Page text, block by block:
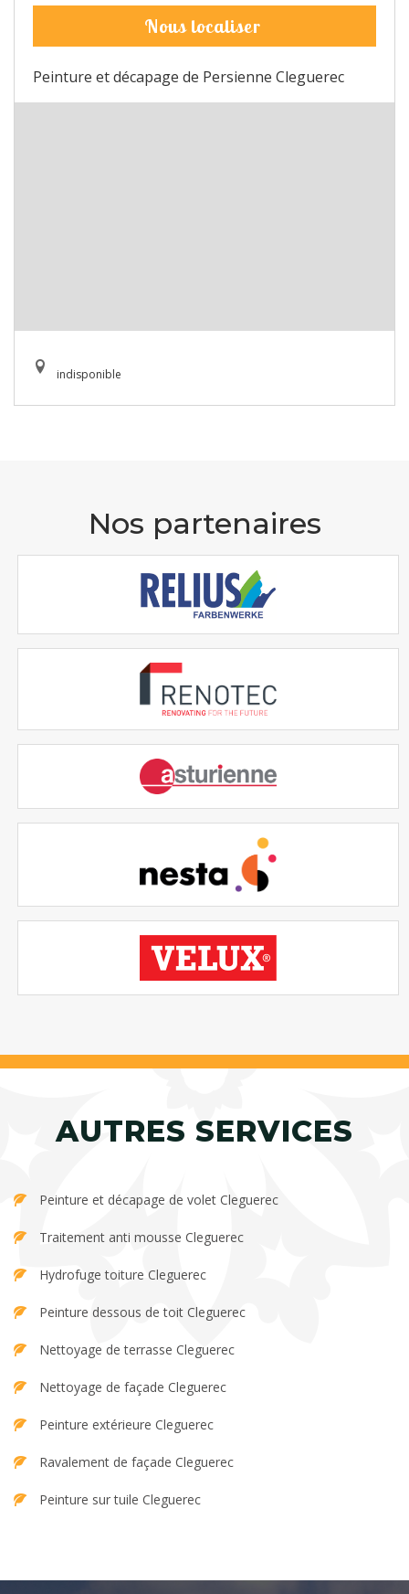
Nous localiser
Peinture et décapage de Persienne Cleguerec
indisponible
Nos partenaires
AUTRES SERVICES
Peinture et décapage de volet Cleguerec
Traitement anti mousse Cleguerec
Hydrofuge toiture Cleguerec
Peinture dessous de toit Cleguerec
Nettoyage de terrasse Cleguerec
Nettoyage de façade Cleguerec
Peinture extérieure Cleguerec
Ravalement de façade Cleguerec
Peinture sur tuile Cleguerec